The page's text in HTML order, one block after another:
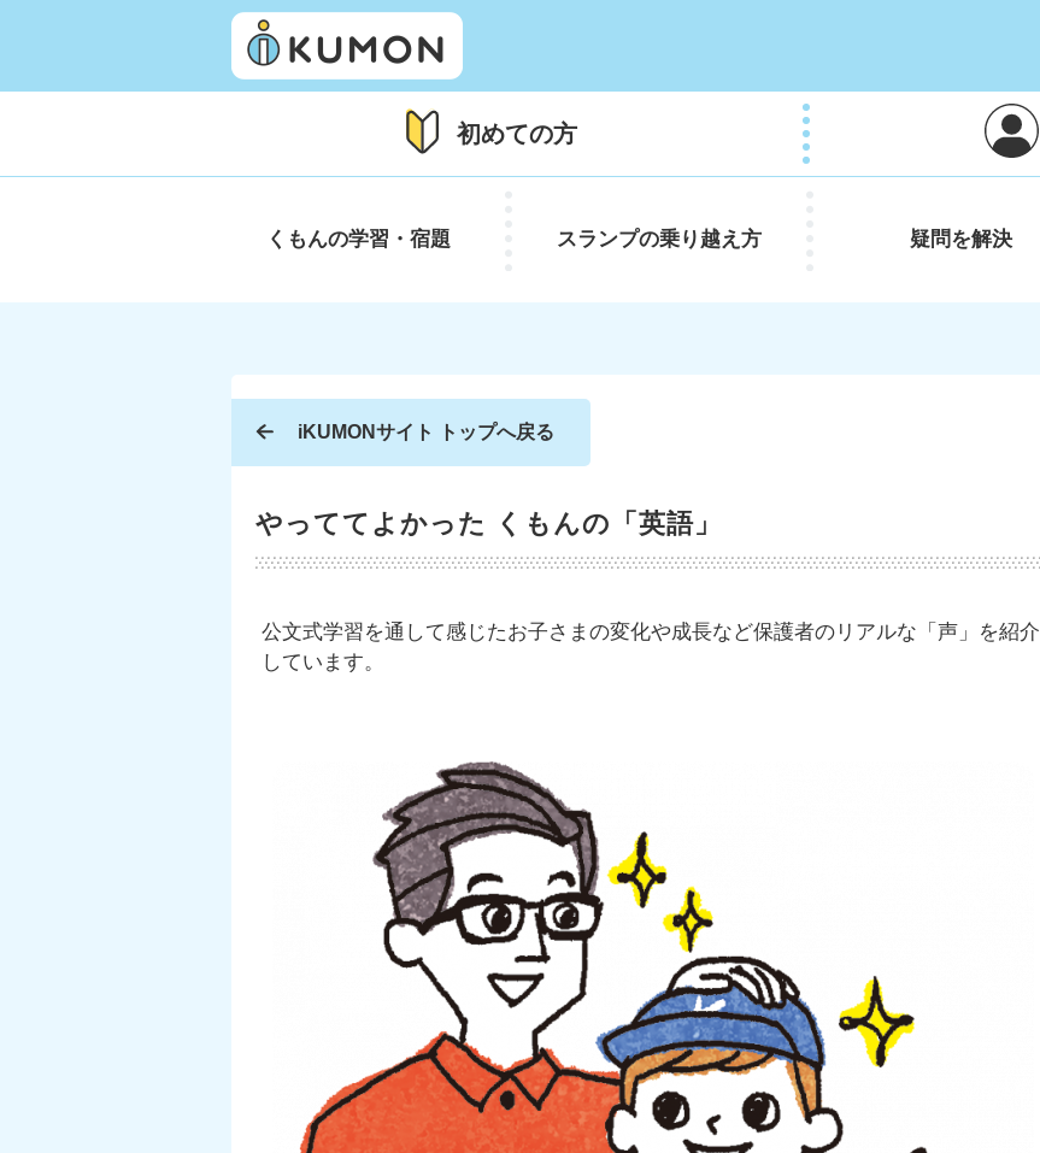
初めての方
くもんの学習・宿題 スランプの乗り越え方 疑問を解決
iKUMONサイト トップへ戻る
やっててよかった くもんの「英語」
公文式学習を通して感じたお子さまの変化や成長など保護者のリアルな「声」を紹介
しています。